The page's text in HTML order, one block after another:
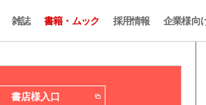
雑誌 書籍・ムック 採用情報 企業様向
書店様入口